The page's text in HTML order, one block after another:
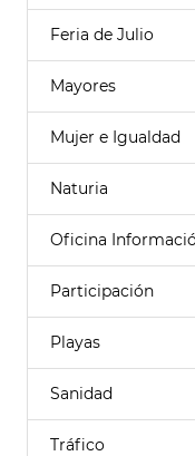
Feria de Julio
Mayores
Mujer e Igualdad
Naturia
Oficina
Participación
Playas
Sanidad
Tráfico